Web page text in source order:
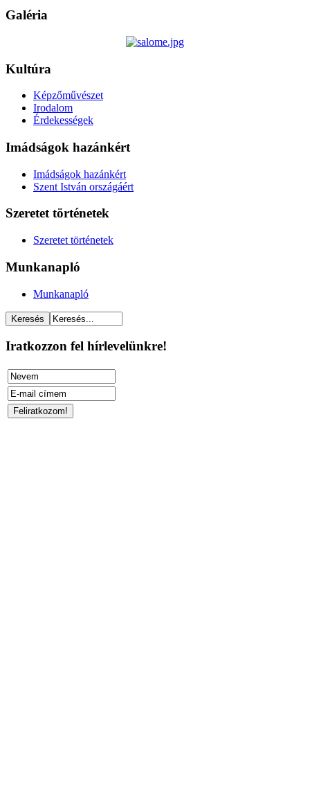
Galéria
Kultúra
Képzőművészet
Irodalom
Érdekességek
Imádságok hazánkért
Imádságok hazánkért
Szent István országáért
Szeretet történetek
Szeretet történetek
Munkanapló
Munkanapló
Iratkozzon fel hírlevelünkre!